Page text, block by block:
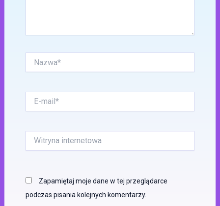
mail*
internetowa
Zapamiętaj moje dane w tej przeglądarce
podczas pisania kolejnych komentarzy.